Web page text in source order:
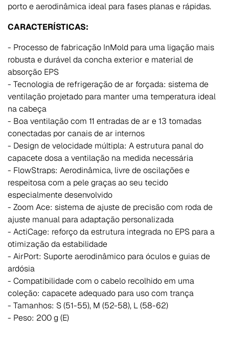
porto e aerodinâmica ideal para fases planas e rápidas.
CARACTERÍSTICAS:
- Processo de fabricação InMold para uma ligação mais
robusta e durável da concha exterior e material de
absorção EPS
- Tecnologia de refrigeração de ar forçada: sistema de
ventilação projetado para manter uma temperatura ideal
na cabeça
- Boa ventilação com 11 entradas de ar e 13 tomadas
conectadas por canais de ar internos
- Design de velocidade múltipla: A estrutura panal do
capacete dosa a ventilação na medida necessária
- FlowStraps: Aerodinâmica, livre de oscilações e
respeitosa com a pele graças ao seu tecido
especialmente desenvolvido
- Zoom Ace: sistema de ajuste de precisão com roda de
ajuste manual para adaptação personalizada
- ActiCage: reforço da estrutura integrada no EPS para a
otimização da estabilidade
- AirPort: Suporte aerodinâmico para óculos e guias de
ardósia
- Compatibilidade com o cabelo recolhido em uma
coleção: capacete adequado para uso com trança
- Tamanhos: S (51-55), M (52-58), L (58-62)
- Peso: 200 g (E)